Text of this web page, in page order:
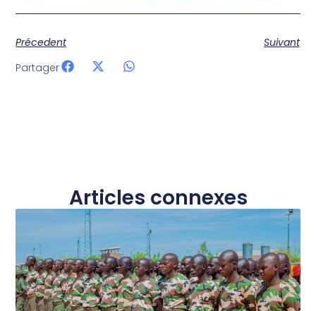
Précedent
Suivant
Partager
Articles connexes